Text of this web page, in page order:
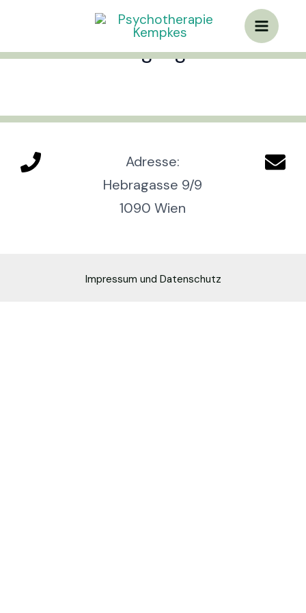
springen
Main
Menu
Rahmenbedingungen
Adresse:
Hebragasse 9/9
1090 Wien
Impressum und Datenschutz